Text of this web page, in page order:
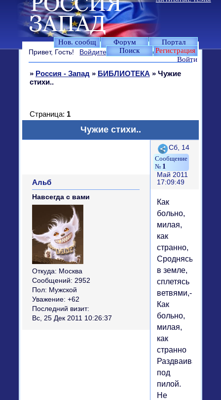
Нов. сообщ Форум
Портал
Поиск
Регистрация
Войти
Привет, Гость! Войдите илизарегистрируйтесь.
» Россия - Запад » БИБЛИОТЕКА » Чужие
стихи..
Чужие стихи..
Страница: 1
Поделиться
1
Сб, 14
Май 2011
17:09:49
Альб
Навсегда с вами
Откуда: Москва
Сообщений: 2952
Пол: Мужской
Уважение: +62
Последний визит:
Вс, 25 Дек 2011 10:26:37
Как
больно,
милая,
как
странно,
Сроднясь
в земле,
сплетясь
ветвями,-
Как
больно,
милая,
как
странно
Раздваиваться
под
пилой.
Не